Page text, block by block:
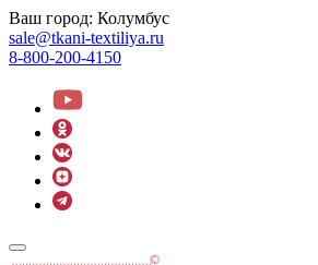
Ваш город: Колумбус
sale@tkani-textiliya.ru
8-800-200-4150